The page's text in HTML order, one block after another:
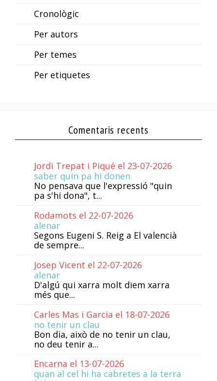
Cronològic
Per autors
Per temes
Per etiquetes
Comentaris recents
Jordi Trepat i Piqué el 23-07-2026
saber quin pa hi donen
No pensava que l'expressió "quin
pa s'hi dona", t...
Rodamots el 22-07-2026
alenar
Segons Eugeni S. Reig a El valencià
de sempre...
Josep Vicent el 22-07-2026
alenar
D'algú qui xarra molt diem xarra
més que...
Carles Mas i Garcia el 18-07-2026
no tenir un clau
Bon dia, això de no tenir un clau,
no deu tenir a...
Encarna el 13-07-2026
quan al cel hi ha cabretes a la terra